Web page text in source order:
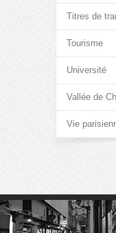
Titres de
Tourisme
Université
Vallée de
Vie